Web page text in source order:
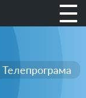
Телепрограма